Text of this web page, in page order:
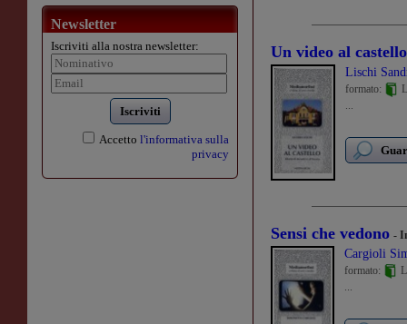
Newsletter
Iscriviti alla nostra newsletter:
Iscriviti
Accetto l'informativa sulla
privacy
Un video al castello
Lischi
formato:
...
Sensi che vedono -
Cargioli
formato:
...